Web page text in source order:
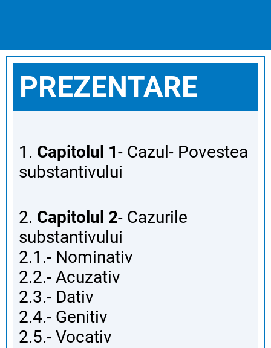
PREZENTARE
1. Capitolul 1- Cazul- Povestea
substantivului
2. Capitolul 2- Cazurile
substantivului
2.1.- Nominativ
2.2.- Acuzativ
2.3.- Dativ
2.4.- Genitiv
2.5.- Vocativ